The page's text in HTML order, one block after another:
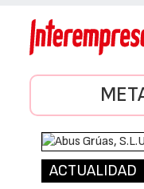
ACTUALIDAD